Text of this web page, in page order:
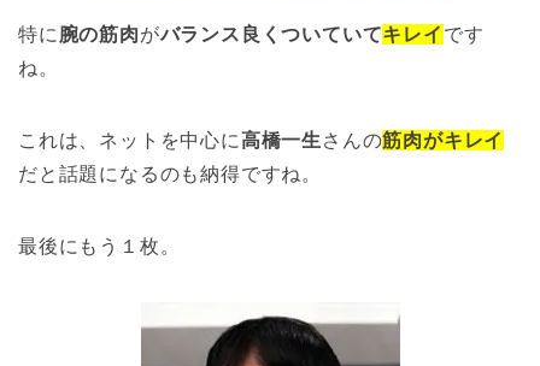
特に 腕の筋肉がバランス良くついていてキレイ です
ね。
これは、ネットを中心に高橋一生 さんの筋肉がキレイ
だと話題になるのも納得ですね。
最後にもう１枚。